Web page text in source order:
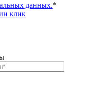
данных.*
клик